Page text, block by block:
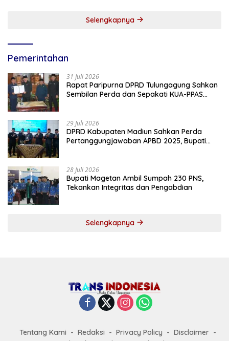
Selengkapnya
Pemerintahan
31 Juli 2026
Rapat Paripurna DPRD Tulungagung Sahkan
Sembilan Perda dan Sepakati KUA-PPAS
29 Juli 2026
DPRD Kabupaten Madiun Sahkan Perda
Pertanggungjawaban APBD 2025, Bupati
28 Juli 2026
Bupati Magetan Ambil Sumpah 230 PNS,
Tekankan Integritas dan Pengabdian
Selengkapnya
Tentang Kami Redaksi Privacy Policy
Disclaimer